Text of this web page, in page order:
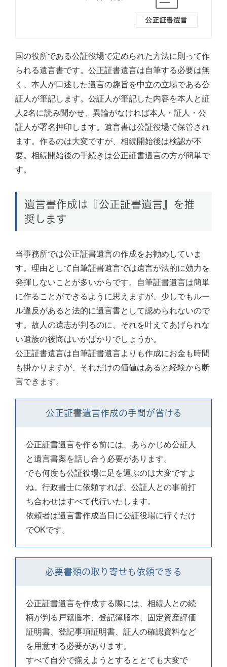
国の役所である公証役場で定められた方法に則って作
られる遺言書です。公正証書遺言は自筆する必要は無
く、本人が口述した遺言の趣旨を中立の立場である公
証人が筆記します。公証人が筆記した内容を本人と証
人2名に読み聞かせ、異論がなければ本人・証人・公
証人が署名押印します。遺言書は公証役場で保管され
ます。作るのは大変ですが、相続開始後は検認が不
要。相続開始後の手続きは公正証書遺言の方が簡単で
す。
遺言書作成は『公正証書遺言』を推
奨します
当事務所では公正証書遺言の作成をお勧めしていま
す。理由として自筆証書遺言では遺言が法的に効力を
発揮しないことが多いからです。自筆証書遺言は簡単
に作ることができるように思えますが、少しでもルー
ル違反があると法的に遺言書として認められないので
す。故人の遺志が判るのに、それを叶えてあげられな
い遺族の後悔はいかばかりでしょうか。
公正証書遺言は自筆証書遺言よりも作成にお金も時間
も掛かりますが、それだけの価値はあると経験から断
言できます。
公正証書遺言作成の手間が省ける
公正証書遺言を作る前には、あらかじめ公証人
と遺言書案を話し合う必要があります。
でも何度も公証役場に足を運ぶのは大変ですよ
ね。行政書士に依頼すれば、公証人との事前打
ち合わせはすべて代行いたします。
依頼者は遺言書作成当日に公証役場に行くだけ
でOKです。
必要書類の取り寄せも依頼できる
公正証書遺言を作成する際には、相続人との続
柄が判る戸籍謄本、登記簿謄本、固定資産評価
証明書、登記事項証明書、証人の確認資料など
を用意する必要があります。
すべて自分で揃えようとするととても大変で